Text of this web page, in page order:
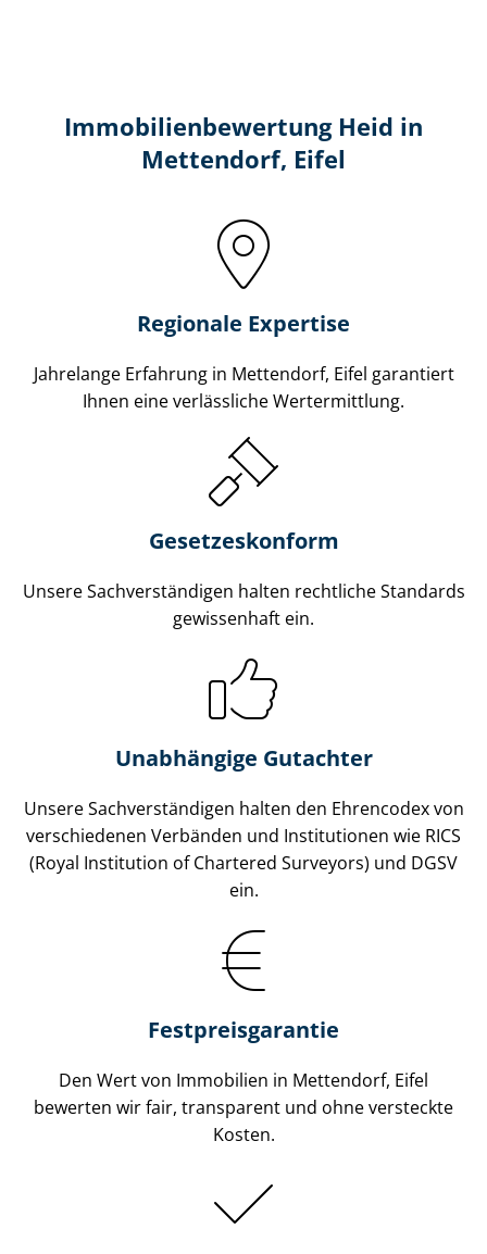
Immobilien­bewertung Heid in
Mettendorf, Eifel
Regionale Expertise
Jahrelange Erfahrung in Mettendorf, Eifel garantiert
Ihnen eine verlässliche Wertermittlung.
Gesetzes­konform
Unsere Sach­ver­stän­di­gen halten rechtliche Standards
gewissenhaft ein.
Unabhängige Gutachter
Unsere Sach­ver­stän­di­gen halten den Ehrencodex von
verschiedenen Verbänden und Institutionen wie RICS
(Royal Institution of Chartered Surveyors) und DGSV
ein.
Festpreis​garantie
Den Wert von Immobilien in Mettendorf, Eifel
bewerten wir fair, transparent und ohne versteckte
Kosten.